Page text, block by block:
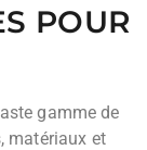
POUR
gamme de
matériaux et